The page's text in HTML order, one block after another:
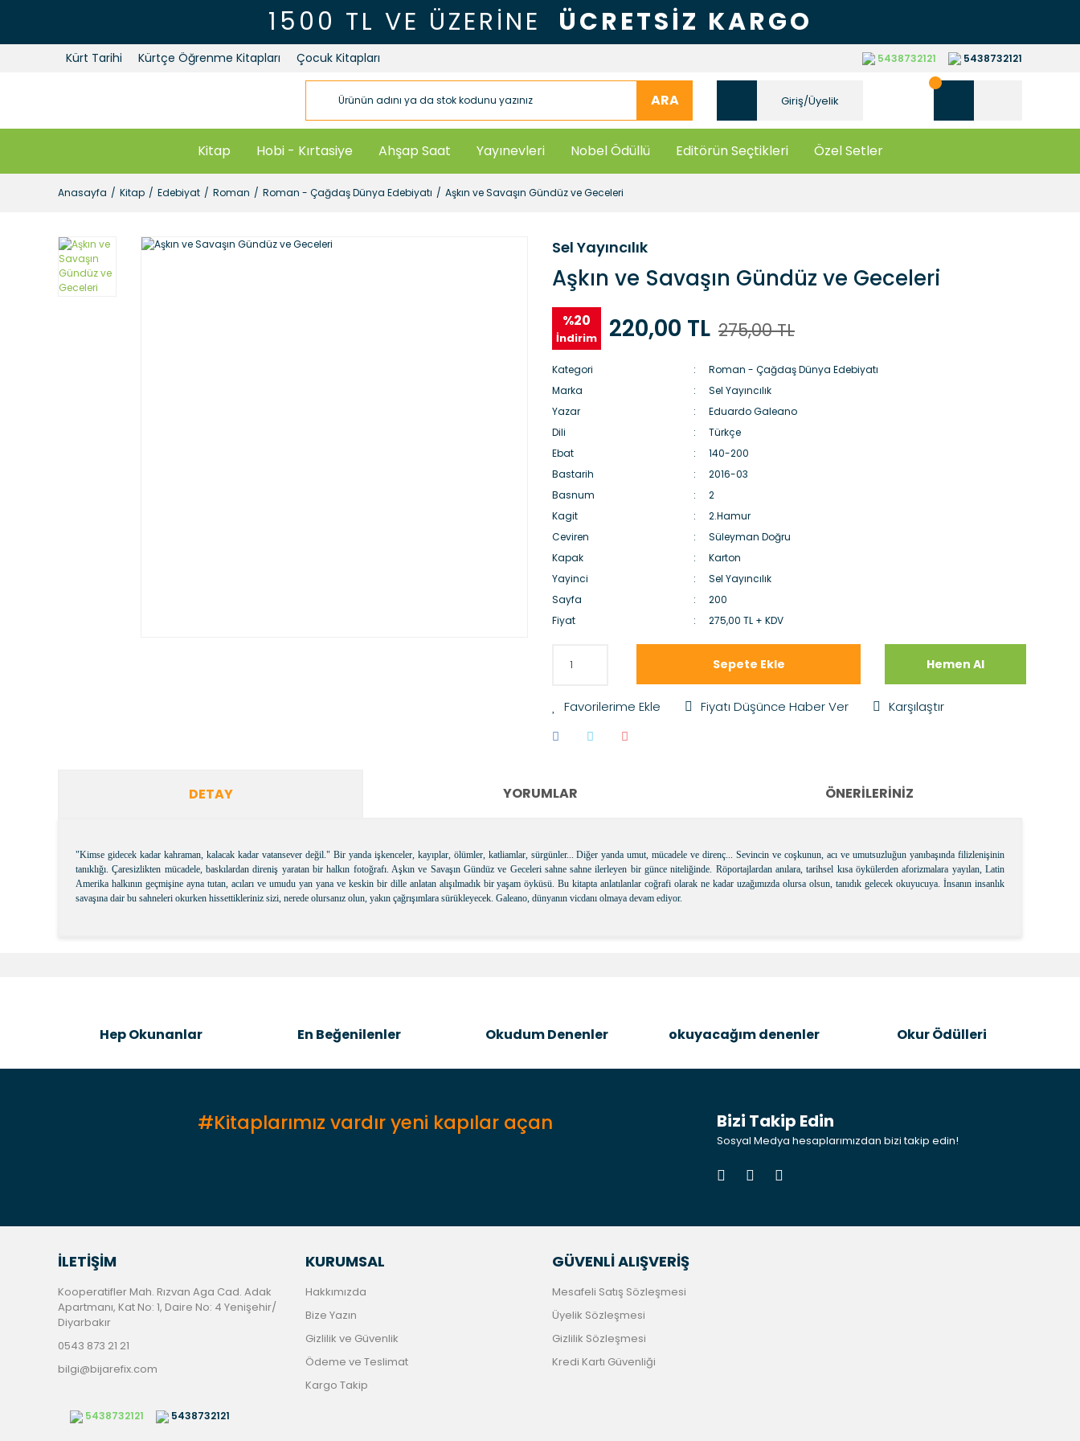
1500 TL VE ÜZERİNE ÜCRETSİZ KARGO
Kürt Tarihi Kürtçe Öğrenme Kitapları Çocuk Kitapları 5438732121 5438732121
ARA Giriş/Üyelik
Kitap Hobi - Kırtasiye Ahşap Saat Yayınevleri Nobel Ödüllü Editörün Seçtikleri Özel Setler
Anasayfa Kitap Edebiyat Roman Roman - Çağdaş Dünya Edebiyatı Aşkın ve Savaşın Gündüz ve Geceleri
Sel Yayıncılık
Aşkın ve Savaşın Gündüz ve Geceleri
%20
İndirim 220,00 TL 275,00 TL
Kategori
Roman - Çağdaş Dünya Edebiyatı
Marka
Sel Yayıncılık
Yazar
Eduardo Galeano
Dili
Türkçe
Ebat
140-200
Bastarih
2016-03
Basnum
2
Kagit
2.Hamur
Ceviren
Süleyman Doğru
Kapak
Karton
Yayinci
Sel Yayıncılık
Sayfa
200
Fiyat
275,00 TL + KDV
Sepete Ekle Hemen Al
Fiyatı Düşünce Haber Ver Karşılaştır
DETAY YORUMLAR ÖNERILERINIZ
"Kimse gidecek kadar kahraman, kalacak kadar vatansever değil." Bir yanda işkenceler, kayıplar, ölümler, katliamlar, sürgünler... Diğer yanda umut, mücadele ve direnç... Sevincin ve coşkunun, acı ve umutsuzluğun yanıbaşında filizlenişinin
tanıklığı. Çaresizlikten mücadele, baskılardan direniş yaratan bir halkın fotoğrafı. Aşkın ve Savaşın Gündüz ve Geceleri sahne sahne ilerleyen bir günce niteliğinde. Röportajlardan anılara, tarihsel kısa öykülerden aforizmalara yayılan, Latin
Amerika halkının geçmişine ayna tutan, acıları ve umudu yan yana ve keskin bir dille anlatan alışılmadık bir yaşam öyküsü. Bu kitapta anlatılanlar coğrafi olarak ne kadar uzağımızda olursa olsun, tanıdık gelecek okuyucuya. İnsanın insanlık
savaşına dair bu sahneleri okurken hissettikleriniz sizi, nerede olursanız olun, yakın çağrışımlara sürükleyecek. Galeano, dünyanın vicdanı olmaya devam ediyor.
Ürün bilgilerinde hatalar bulunuyor.
Hep Okunanlar En Beğenilenler Okudum Denenler okuyacağım denenler Okur Ödülleri
#Kitaplarımız vardır yeni kapılar açan Bizi Takip Edin
Sosyal Medya hesaplarımızdan bizi takip edin!
İLETİŞİM
Kooperatifler Mah. Rızvan Aga Cad. Adak
Apartmanı, Kat No: 1, Daire No: 4 Yenişehir/
Diyarbakır
0543 873 21 21
bilgi@bijarefix.com
KURUMSAL
Hakkımızda
Bize Yazın
Gizlilik ve Güvenlik
Ödeme ve Teslimat
Kargo Takip
GÜVENLİ ALIŞVERİŞ
Mesafeli Satış Sözleşmesi
Üyelik Sözleşmesi
Gizlilik Sözleşmesi
Kredi Kartı Güvenliği
5438732121 5438732121